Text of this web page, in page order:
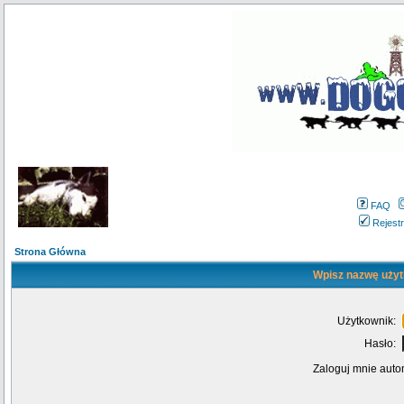
FAQ
Strona Główna
Wpisz nazwę
Użytkownik:
Hasło:
Zaloguj mnie